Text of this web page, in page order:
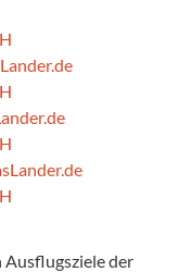
Ausflugsziele der